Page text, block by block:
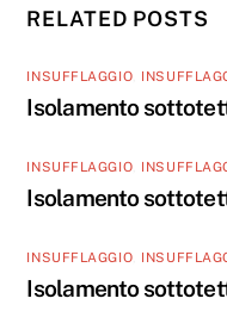
RELATED POSTS
INSUFFLAGGIO
Isolamento
INSUFFLAGGIO
Isolamento
INSUFFLAGGIO
Isolamento